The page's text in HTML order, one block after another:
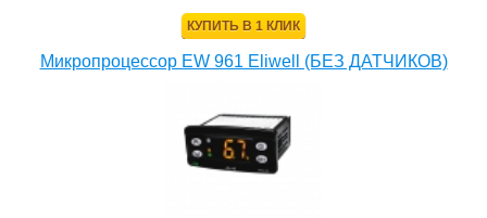
КУПИТЬ В 1 КЛИК
Микропроцессор EW 961 Eliwell (БЕЗ ДАТЧИКОВ)